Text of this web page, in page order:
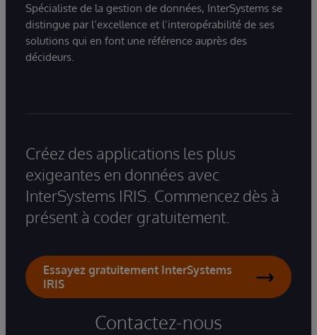
Spécialiste de la gestion de données, InterSystems se
distingue par l’excellence et l’interopérabilité de ses
solutions qui en font une référence auprès des
décideurs.
Créez des applications les plus
exigeantes en données avec
InterSystems IRIS. Commencez dès à
présent à coder gratuitement.
Essayez gratuitement InterSystems
IRIS
Contactez-nous